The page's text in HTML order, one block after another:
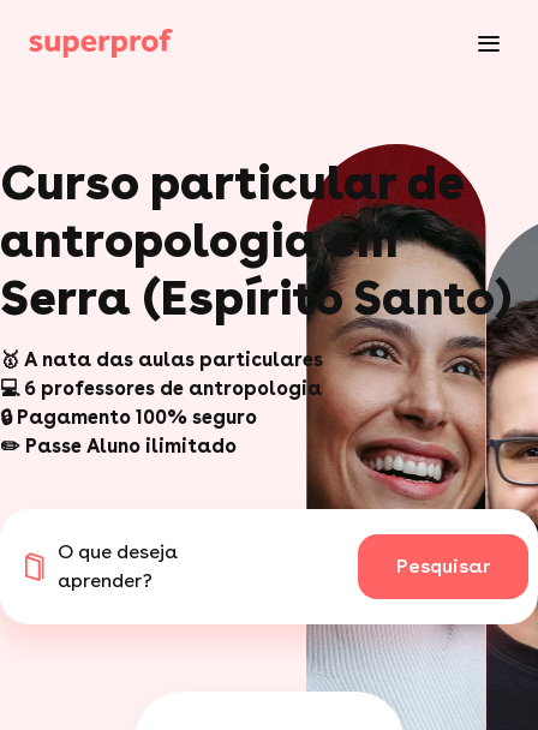
Curso particular de
antropologia em
Serra (Espírito Santo)
🥇 A nata das aulas particulares
💻 6 professores de antropologia
🔒 Pagamento 100% seguro
✏️ Passe Aluno ilimitado
O que deseja
aprender?
Pesquisar